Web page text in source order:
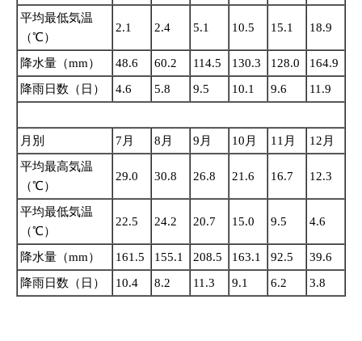
平均最低気温
（℃）
2.1 2.4 5.1 10.5 15.1 18.9
降水量（mm） 48.6 60.2 114.5 130.3 128.0
164.9
降雨日数（日）
4.6 5.8 9.5 10.1 9.6 11.9
月別 7月 8月 9月 10月 11月
12月
平均最高気温
（℃）
29.0 30.8 26.8 21.6 16.7 12.3
平均最低気温
（℃）
22.5 24.2 20.7 15.0 9.5 4.6
降水量（mm） 161.5 155.1 208.5 163.1 92.5
39.6
降雨日数（日）
10.4 8.2 11.3 9.1 6.2 3.8